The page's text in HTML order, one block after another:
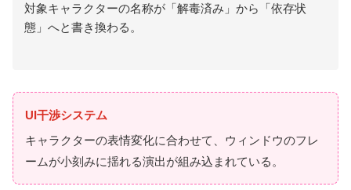
対象キャラクターの名称が「解毒済み」から「依存状
態」へと書き換わる。
UI干渉システム
キャラクターの表情変化に合わせて、ウィンドウのフレ
ームが小刻みに揺れる演出が組み込まれている。